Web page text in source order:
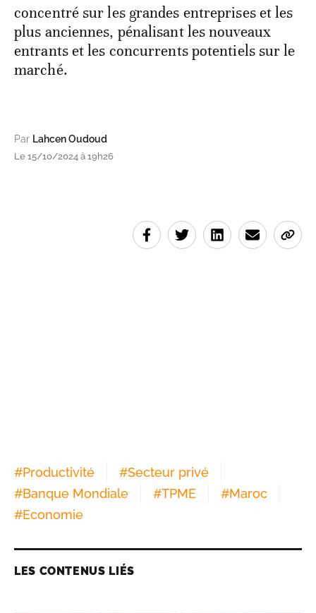
concentré sur les grandes entreprises et les
plus anciennes, pénalisant les nouveaux
entrants et les concurrents potentiels sur le
marché.
Par Lahcen Oudoud
Le 15/10/2024 à 19h26
#Productivité #Secteur privé
#Banque Mondiale #TPME #Maroc
#Economie
LES CONTENUS LIÉS